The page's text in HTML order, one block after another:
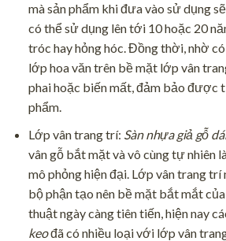
mà sản phẩm khi đưa vào sử dụng
có thể sử dụng lên tới 10 hoặc 20
tróc hay hỏng hóc. Đồng thời, nhờ
lớp hoa văn trên bề mặt lớp vân
phai hoặc biến mất, đảm bảo được
phẩm.
Lớp vân trang trí: Sàn nhựa giả gỗ
vân gỗ bắt mặt và vô cùng tự nhiên
mô phỏng hiện đại. Lớp vân trang trí
bộ phận tạo nên bề mặt bắt mắt
thuật ngày càng tiên tiến, hiện nay
keođã có nhiều loại với lớp vân